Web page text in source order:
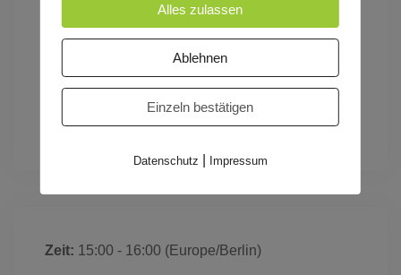
Speyer
LUCIE
Zeit: 15:00 - 16:00 (Europe/Berlin)
Alles zulassen
Ablehnen
Einzeln bestätigen
Datenschutz Impressum